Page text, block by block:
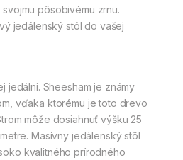
pôsobivému zrnu.
jedálenský stôl do vašej
jedálni. Sheesham je známy
vďaka ktorému je toto drevo
môže dosiahnuť výšku 25
Masívny jedálenský stôl
kvalitného prírodného